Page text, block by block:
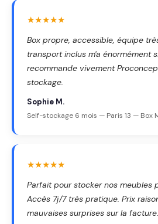
★★★★★
Box propre, accessible, équipe
transport inclus m'a énormément
recommande vivement
stockage.
Sophie M.
Self-stockage 6 mois — Paris 13 — Box
★★★★★
Parfait pour stocker nos meubles
Accès 7j/7 très pratique. Prix
mauvaises surprises sur la facture.